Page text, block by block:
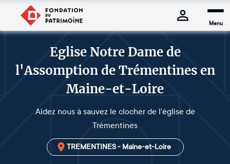
Menu
Eglise Notre Dame de
l'Assomption de Trémentines en
Maine-et-Loire
Aidez nous à sauvez le clocher de l'église de
Trémentines
TREMENTINES - Maine-et-Loire